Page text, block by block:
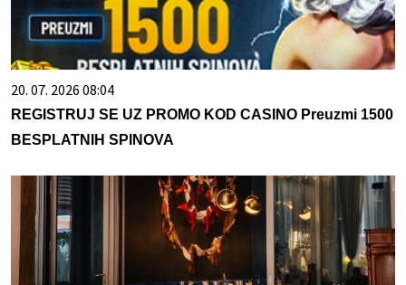
20. 07. 2026 08:04
REGISTRUJ SE UZ PROMO KOD CASINO Preuzmi 1500
BESPLATNIH SPINOVA